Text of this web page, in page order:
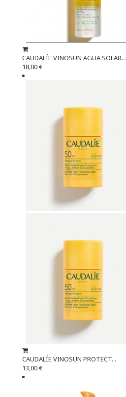
CAUDALÍE VINOSUN AGUA SOLAR...
18,00 €
CAUDALÍE VINOSUN PROTECT...
13,00 €